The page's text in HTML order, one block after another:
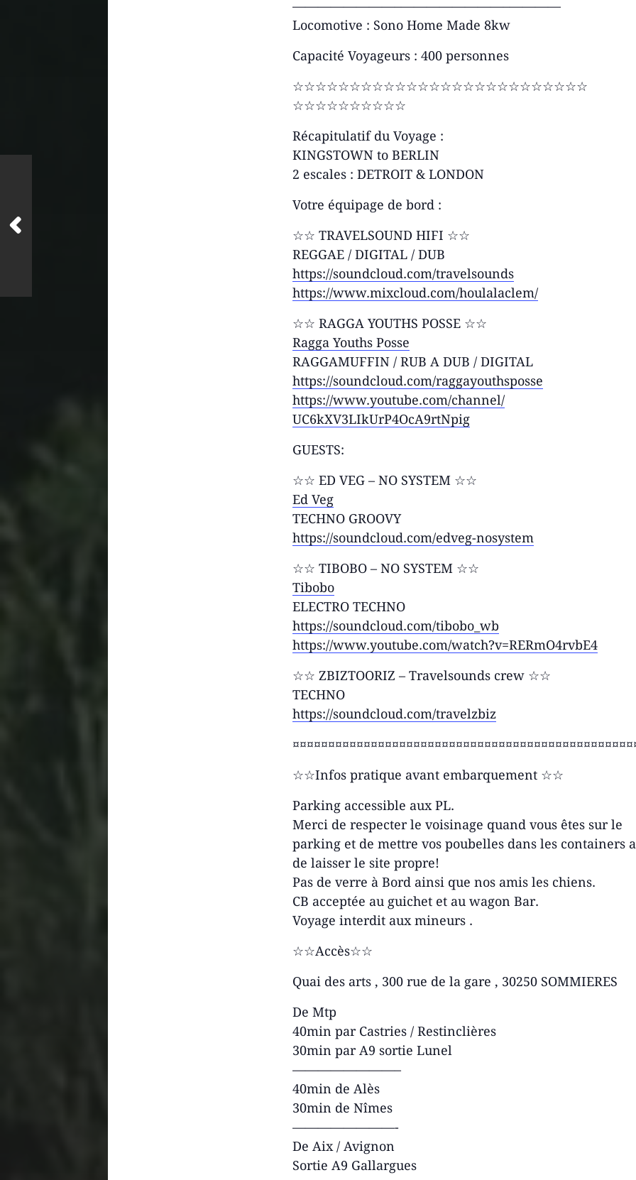
————————–————————–————
Locomotive : Sono Home Made 8kw
Capacité Voyageurs : 400 personnes
☆☆☆☆☆☆☆☆☆☆☆☆☆☆☆☆☆☆☆☆☆☆☆☆☆☆
☆☆☆☆☆☆☆☆☆☆
Récapitulatif du Voyage :
KINGSTOWN to BERLIN
2 escales : DETROIT & LONDON
Votre équipage de bord :
☆☆ TRAVELSOUND HIFI ☆☆
REGGAE / DIGITAL / DUB
https://soundcloud.com/travelsounds
https://www.mixcloud.com/houlalaclem/
☆☆ RAGGA YOUTHS POSSE ☆☆
Ragga Youths Posse
RAGGAMUFFIN / RUB A DUB / DIGITAL
https://soundcloud.com/raggayouthsposse
https://www.youtube.com/channel/
UC6kXV3LIkUrP4OcA9rtNpig
GUESTS:
☆☆ ED VEG – NO SYSTEM ☆☆
Ed Veg
TECHNO GROOVY
https://soundcloud.com/edveg-nosystem
☆☆ TIBOBO – NO SYSTEM ☆☆
Tibobo
ELECTRO TECHNO
https://soundcloud.com/tibobo_wb
https://www.youtube.com/watch?v=RERmO4rvbE4
☆☆ ZBIZTOORIZ – Travelsounds crew ☆☆
TECHNO
https://soundcloud.com/travelzbiz
¤¤¤¤¤¤¤¤¤¤¤¤¤¤¤¤¤¤¤¤¤¤¤¤¤¤
☆☆Infos pratique avant embarquement ☆☆
Parking accessible aux PL.
Merci de respecter le voisinage quand vous êtes sur le
parking et de mettre vos poubelles dans les containers
de laisser le site propre!
Pas de verre à Bord ainsi que nos amis les chiens.
CB acceptée au guichet et au wagon Bar.
Voyage interdit aux mineurs .
☆☆Accès☆☆
Quai des arts , 300 rue de la gare , 30250 SOMMIERES
De Mtp
40min par Castries / Restinclières
30min par A9 sortie Lunel
————————–
40min de Alès
30min de Nîmes
————————-
De Aix / Avignon
Sortie A9 Gallargues